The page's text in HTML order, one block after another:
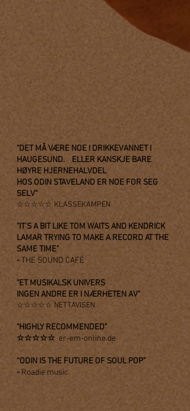
"DET MÅ VÆRE NOE I DRIKKEVANNET I
HAUGESUND. ELLER KANSKJE BARE
HØYRE HJERNEHALVDEL
HOS ODIN STAVELAND ER NOE FOR SEG
SELV"
☆☆☆☆☆ KLASSEKAMPEN
"IT'S A BIT LIKE TOM WAITS AND KENDRICK
LAMAR TRYING TO MAKE A RECORD AT THE
SAME TIME"
-THE SOUND CAFÉ
"ET MUSIKALSK UNIVERS
INGEN ANDRE ER I NÆRHETEN AV"
☆☆☆☆☆ NETTAVISEN
"HIGHLY RECOMMENDED"
☆☆☆☆☆ er-em-online.de
“ODIN IS THE FUTURE OF SOUL POP”
- Roadie music